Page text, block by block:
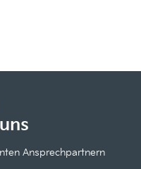
Ansprechpartnern